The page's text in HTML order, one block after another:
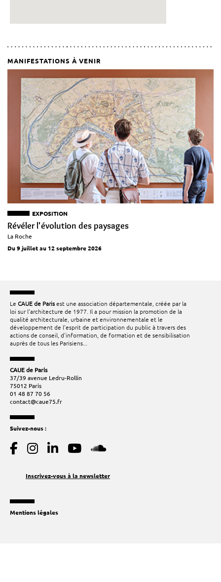
MANIFESTATIONS À VENIR
EXPOSITION
Révéler l'évolution des paysages
La Roche
Du 9 juillet au 12 septembre 2026
Le CAUE de Parisest une association départementale, créée par la
loi sur l’architecture de 1977. Il a pour mission la promotion de la
qualité architecturale, urbaine et environnementale et le
développement de l’esprit de participation du public à travers des
actions de conseil, d'information, de formation et de sensibilisation
auprès de tous les Parisiens...
CAUE de Paris
37/39 avenue Ledru-Rollin
75012 Paris
01 48 87 70 56
contact@caue75.fr
Suivez-nous :
Inscrivez-vous à la newsletter
Mentions légales